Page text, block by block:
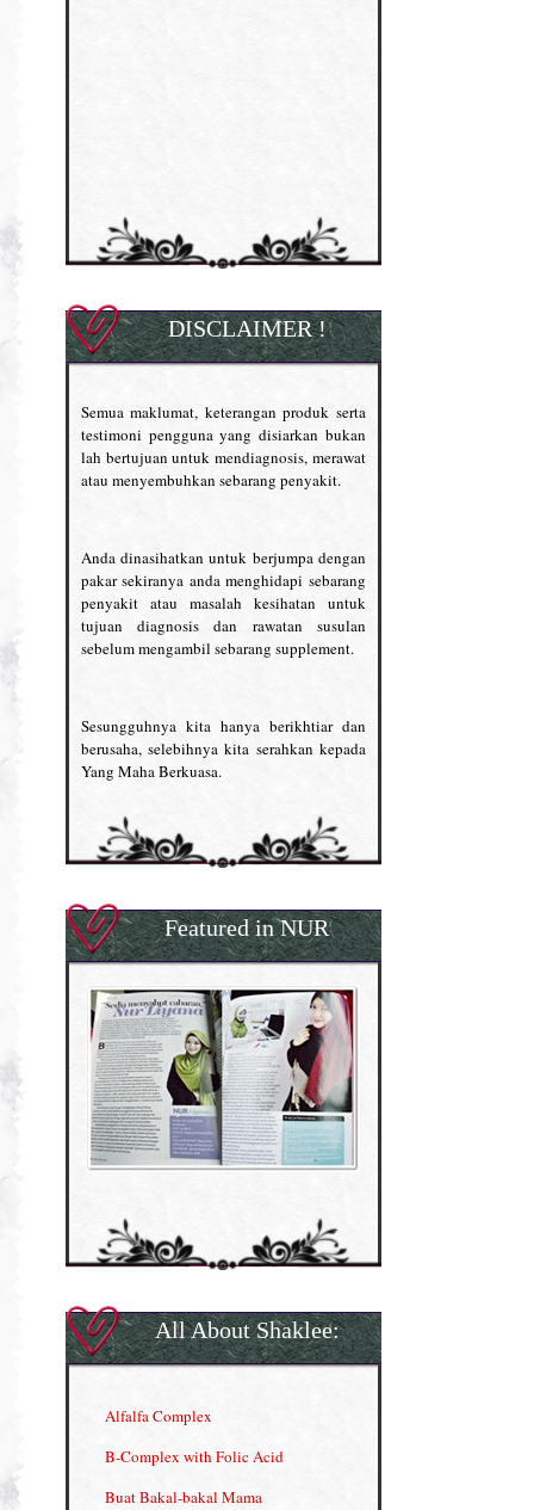
DISCLAIMER !
Semua maklumat, keterangan produk serta
testimoni pengguna yang disiarkan bukan
lah bertujuan untuk mendiagnosis, merawat
atau menyembuhkan sebarang penyakit.
Anda dinasihatkan untuk berjumpa dengan
pakar sekiranya anda menghidapi sebarang
penyakit atau masalah kesihatan untuk
tujuan diagnosis dan rawatan susulan
sebelum mengambil sebarang supplement.
Sesungguhnya kita hanya berikhtiar dan
berusaha, selebihnya kita serahkan kepada
Yang Maha Berkuasa.
Featured in NUR
All About Shaklee:
Alfalfa Complex
B-Complex with Folic Acid
Buat Bakal-bakal Mama